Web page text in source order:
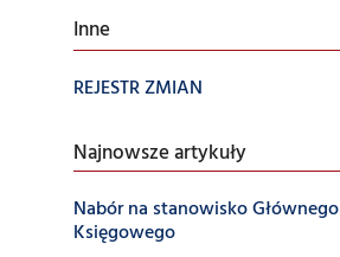
Inne
REJESTR ZMIAN
Najnowsze artykuły
Nabór na stanowisko Głównego
Księgowego